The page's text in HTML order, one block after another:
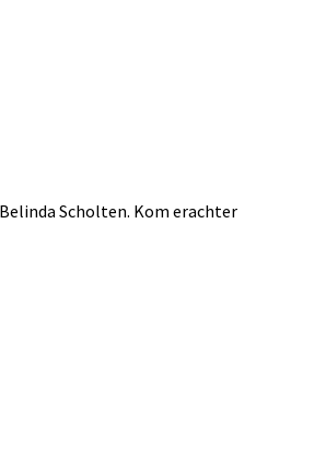
Scholten. Kom erachter